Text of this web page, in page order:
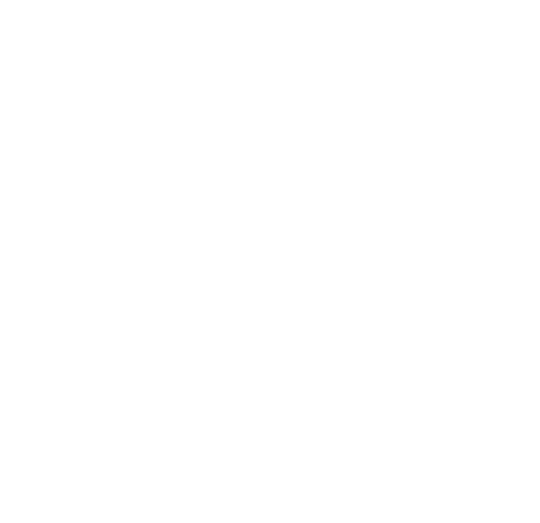
B. Braun avec notre portefeuille complet.